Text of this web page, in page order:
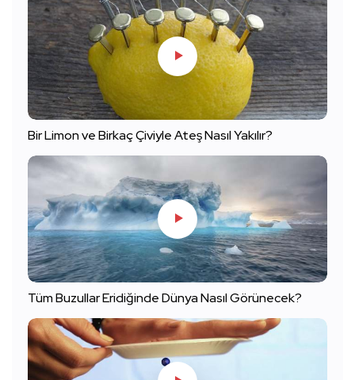
Bir Limon ve Birkaç Çiviyle Ateş Nasıl Yakılır?
Tüm Buzullar Eridiğinde Dünya Nasıl Görünecek?